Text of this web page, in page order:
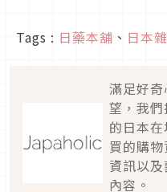
Tags : 日藥本舖 、 日本
滿足好
望，我
的日本
買的購
資訊以
內容。